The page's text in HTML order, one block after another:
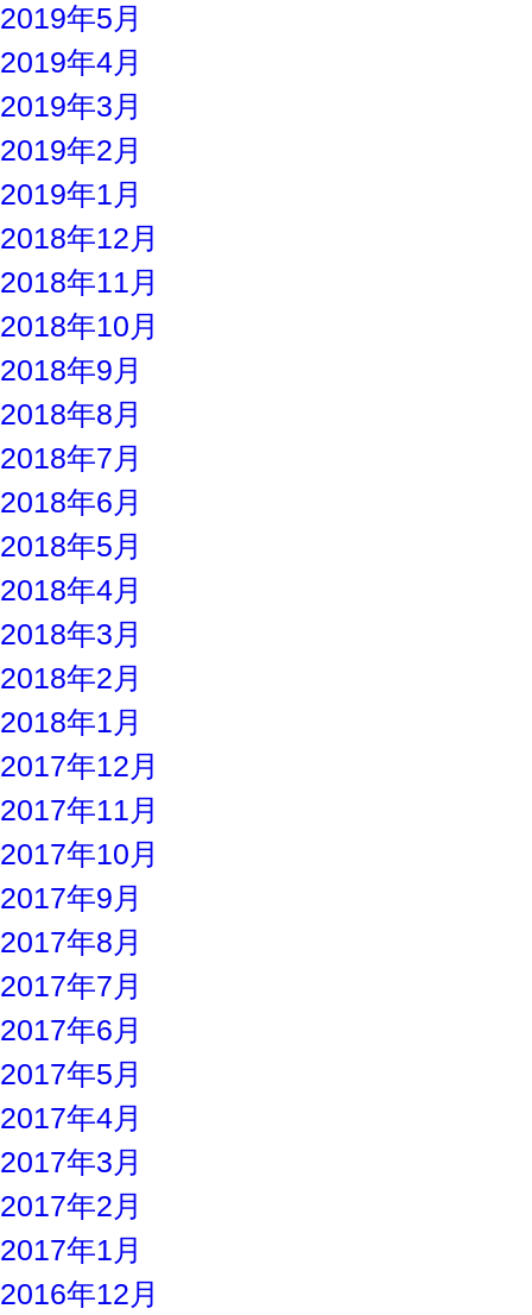
2019年5月
2019年4月
2019年3月
2019年2月
2019年1月
2018年12月
2018年11月
2018年10月
2018年9月
2018年8月
2018年7月
2018年6月
2018年5月
2018年4月
2018年3月
2018年2月
2018年1月
2017年12月
2017年11月
2017年10月
2017年9月
2017年8月
2017年7月
2017年6月
2017年5月
2017年4月
2017年3月
2017年2月
2017年1月
2016年12月